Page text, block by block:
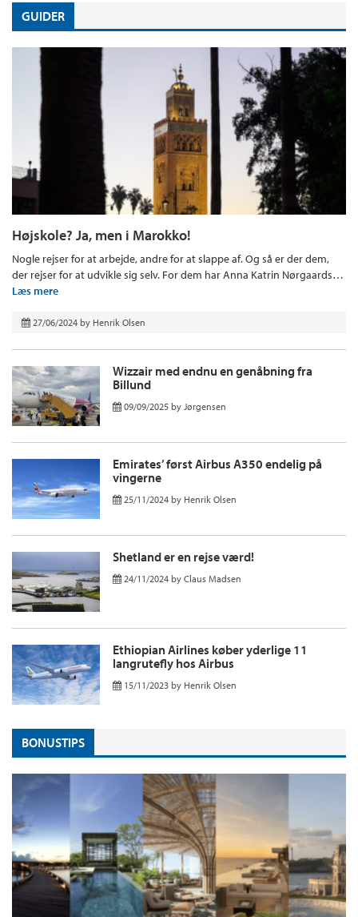
GUIDER
Højskole? Ja, men i Marokko!
Nogle rejser for at arbejde, andre for at slappe af. Og så er der dem,
der rejser for at udvikle sig selv. For dem har Anna Katrin Nørgaards…
Læs mere
27/06/2024 by Henrik Olsen
Wizzair med endnu en genåbning fra
Billund
09/09/2025 by Jørgensen
Emirates’ først Airbus A350 endelig på
vingerne
25/11/2024 by Henrik Olsen
Shetland er en rejse værd!
24/11/2024 by Claus Madsen
Ethiopian Airlines køber yderlige 11
langrutefly hos Airbus
15/11/2023 by Henrik Olsen
BONUSTIPS